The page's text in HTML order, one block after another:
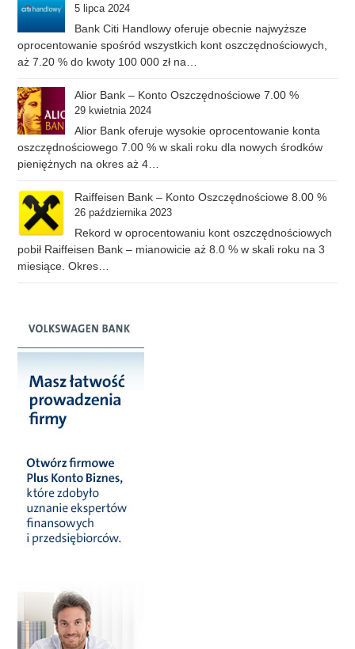
5 lipca 2024
Bank Citi Handlowy oferuje obecnie najwyższe
oprocentowanie spośród wszystkich kont oszczędnościowych,
aż 7.20 % do kwoty 100 000 zł na…
Alior Bank – Konto Oszczędnościowe 7.00 %
29 kwietnia 2024
Alior Bank oferuje wysokie oprocentowanie konta
oszczędnościowego 7.00 % w skali roku dla nowych środków
pieniężnych na okres aż 4…
Raiffeisen Bank – Konto Oszczędnościowe 8.00 %
26 października 2023
Rekord w oprocentowaniu kont oszczędnościowych
pobił Raiffeisen Bank – mianowicie aż 8.0 % w skali roku na 3
miesiące. Okres…